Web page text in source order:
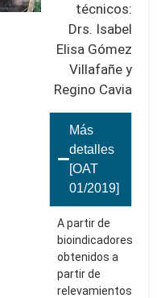
técnicos:
Drs. Isabel
Elisa Gómez
Villafañe y
Regino Cavia
Más
detalles
[OAT
01/2019]
A partir de
bioindicadores
obtenidos a
partir de
relevamientos